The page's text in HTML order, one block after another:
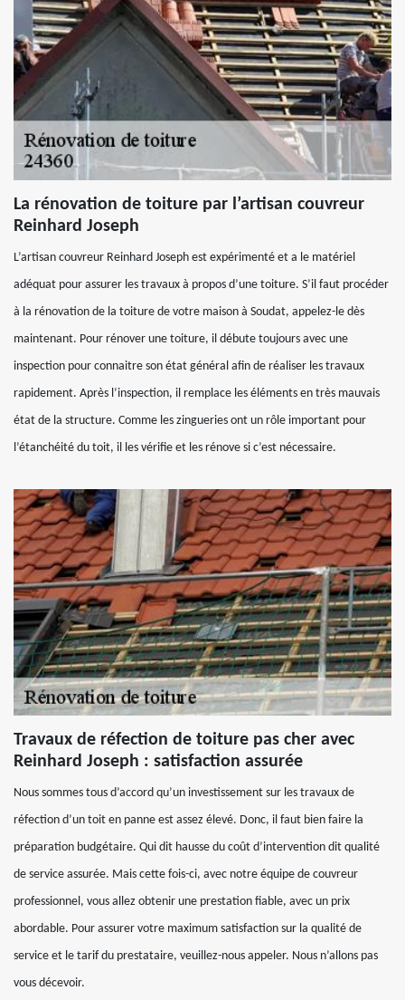
La rénovation de toiture par l’artisan couvreur
Reinhard Joseph
L’artisan couvreur Reinhard Joseph est expérimenté et a le matériel
adéquat pour assurer les travaux à propos d’une toiture. S’il faut procéder
à la rénovation de la toiture de votre maison à Soudat, appelez-le dès
maintenant. Pour rénover une toiture, il débute toujours avec une
inspection pour connaitre son état général afin de réaliser les travaux
rapidement. Après l’inspection, il remplace les éléments en très mauvais
état de la structure. Comme les zingueries ont un rôle important pour
l’étanchéité du toit, il les vérifie et les rénove si c’est nécessaire.
Travaux de réfection de toiture pas cher avec
Reinhard Joseph : satisfaction assurée
Nous sommes tous d’accord qu’un investissement sur les travaux de
réfection d’un toit en panne est assez élevé. Donc, il faut bien faire la
préparation budgétaire. Qui dit hausse du coût d’intervention dit qualité
de service assurée. Mais cette fois-ci, avec notre équipe de couvreur
professionnel, vous allez obtenir une prestation fiable, avec un prix
abordable. Pour assurer votre maximum satisfaction sur la qualité de
service et le tarif du prestataire, veuillez-nous appeler. Nous n’allons pas
vous décevoir.